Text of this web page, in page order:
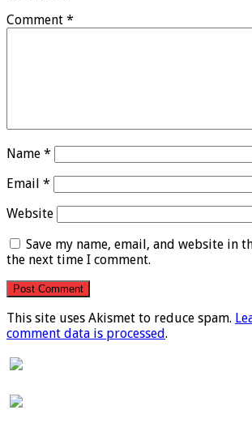
Comment *
Name *
Email *
Website
Save my name, email, and website in
the next time I comment.
This site uses Akismet to reduce spam.
comment data is processed.